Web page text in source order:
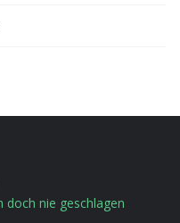
doch nie geschlagen